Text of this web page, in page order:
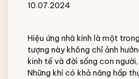
Đối tác
Đội ngũ nhân viên
10.07.2024
Hiệu ứng nhà kính là một
tượng này không chỉ ảnh
kinh tế và đời sống con
Những khí có khả năng hấp